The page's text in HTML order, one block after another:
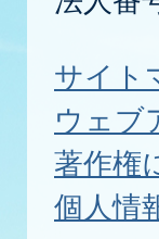
サイト
ウェブ
著作権
個人情